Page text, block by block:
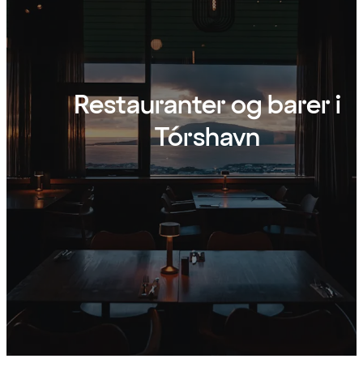
Restauranter og barer i
Tórshavn